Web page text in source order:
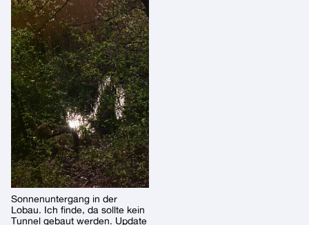
Sonnenuntergang in der
Lobau. Ich finde, da sollte kein
Tunnel gebaut werden. Update